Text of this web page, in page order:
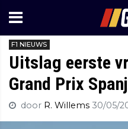
F1 NIEUWS
Uitslag eerste
Grand Prix
door R. Willems 30/05/